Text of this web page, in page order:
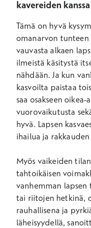
kavereiden
Tämä on hyvä
omanarvon tunteen
vauvasta alkaen
ilmeistä käsitystä
nähdään. Ja kun
kasvoilta paistaa
saa osakseen
vuorovaikutusta
hyvä. Lapsen
ihailua ja
Myös vaikeiden
tahtoikäisen
vanhemman lapsen
tai riitojen hetkinä,
rauhallisena ja
läheisyydellä,